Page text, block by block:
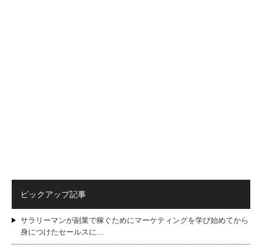
ピックアップ記事
サラリーマンが副業で稼ぐためにマーケティングを学び始めてから
身につけたセールスに…